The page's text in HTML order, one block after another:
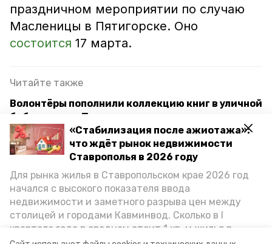
«Стабилизация после ажиотажа»:
что ждёт рынок недвижимости
Ставрополья в 2026 году
Для рынка жилья в Ставропольском крае 2026 год
начался с высокого показателя ввода
недвижимости и заметного разрыва цен между
столицей и городами Кавминвод. Сколько в I
квартале года в среднем стоит 1 кв. м жилья в
праздничном мероприятии по случаю
Масленицы в Пятигорске. Оно
состоится 17 марта.
Читайте также
Волонтёры пополнили коллекцию книг в уличной
библиотеке в Предгорье
Два шкафа для обмена книгами установили в
населённых пунктах Предгорья
Студотряды Ставрополья помогли детям войны
из Предгорного округа